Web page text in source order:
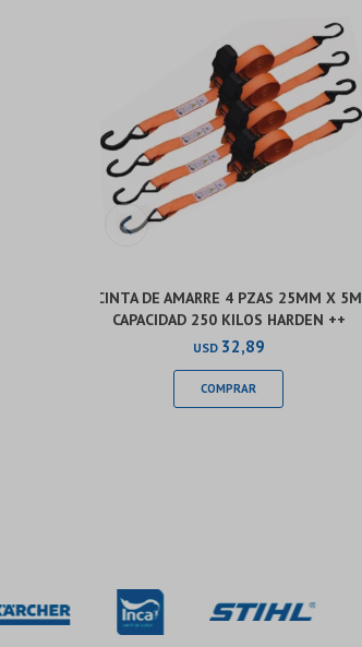
CINTA DE AMARRE 4 PZAS 25MM X 5M
CAPACIDAD 250 KILOS HARDEN ++
USD 32,89